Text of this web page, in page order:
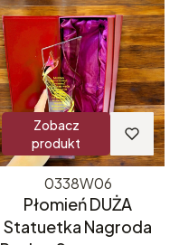
Zobacz
produkt
0338W06
Płomień DUŻA
Statuetka Nagroda